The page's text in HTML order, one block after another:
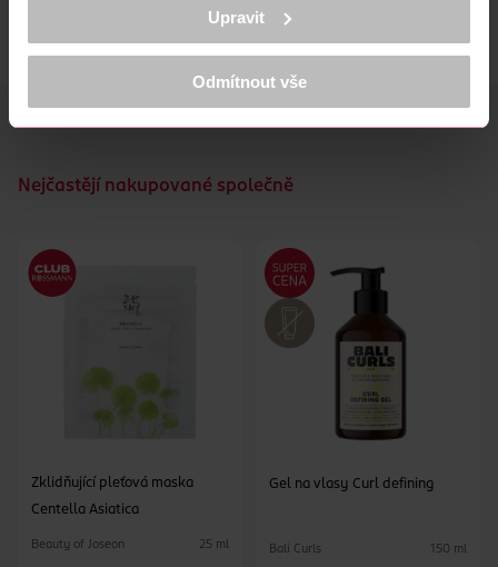
K provozu stránek, personalizaci obsahu a reklam, funkcí sociálních
médií, analýze návštěvnosti, které mohou nést osobní údaje.
Více najdete vprohlášení o ochraně osobních údajů.
Děkujeme za pochopení. >více o cookies<
Upravit
Odmítnout vše
jemných kořeněných tónů s nádechem růže.
Nejčastějí nakupované společně
Zklidňující pleťová maska
Centella Asiatica
Beauty of Joseon 25 ml
Gel na vlasy Curl defining
Bali Curls 150 ml